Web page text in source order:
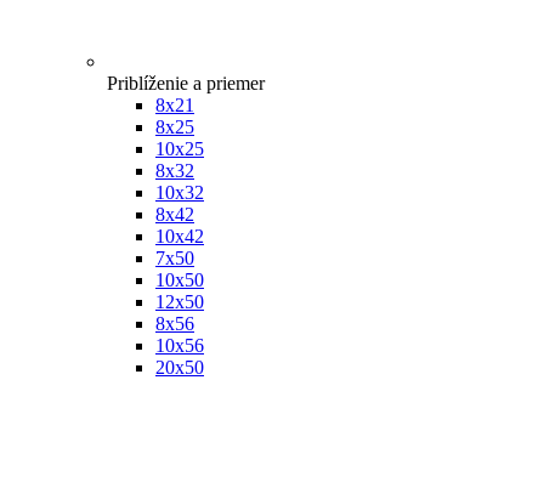
Priblíženie a priemer
8x21
8x25
10x25
8x32
10x32
8x42
10x42
7x50
10x50
12x50
8x56
10x56
20x50